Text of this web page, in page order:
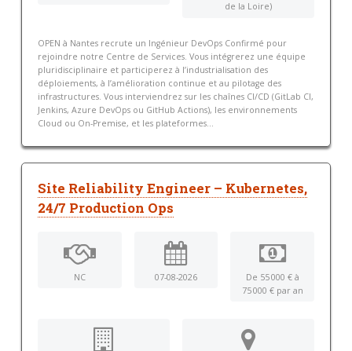
de la Loire)
OPEN à Nantes recrute un Ingénieur DevOps Confirmé pour
rejoindre notre Centre de Services. Vous intégrerez une équipe
pluridisciplinaire et participerez à l’industrialisation des
déploiements, à l’amélioration continue et au pilotage des
infrastructures. Vous interviendrez sur les chaînes CI/CD (GitLab CI,
Jenkins, Azure DevOps ou GitHub Actions), les environnements
Cloud ou On-Premise, et les plateformes...
Site Reliability Engineer – Kubernetes,
24/7 Production Ops
NC 07-08-2026
De 55 000 € à
75 000 € par an